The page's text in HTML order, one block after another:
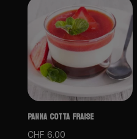
PANNA COTTA FRAISE
CHF 6.00